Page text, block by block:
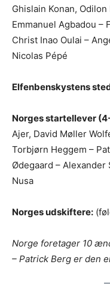
Ghislain Konan,
Emmanuel Agbadou –
Christ Inao Oulai –
Nicolas Pépé
Elfenbenskystens
Norges startellever
Ajer, David Møller
Torbjørn Heggem –
Ødegaard – Alexander
Nusa
Norges udskiftere:
Norge foretager 10
– Patrick Berg er den